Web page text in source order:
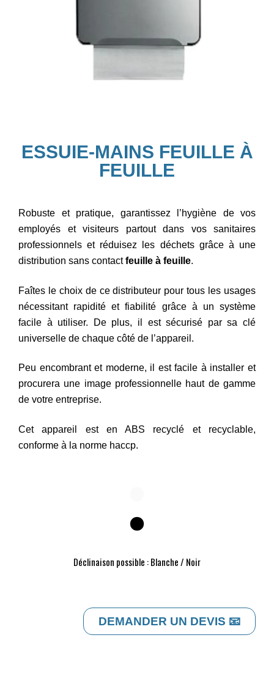
ESSUIE-MAINS FEUILLE À
FEUILLE​
Robuste et pratique, garantissez l’hygiène de vos
employés et visiteurs partout dans vos sanitaires
professionnels et réduisez les déchets grâce à une
distribution sans contactfeuille à feuille.
Faîtes le choix de ce distributeur pour tous les usages
nécessitant rapidité et fiabilité grâce à un système
facile à utiliser. De plus, il est sécurisé par sa clé
universelle de chaque côté de l’appareil.
Peu encombrant et moderne, il est facile à installer et
procurera une image professionnelle haut de gamme
de votre entreprise.
Cet appareil est en ABS recyclé et recyclable,
conforme à la norme haccp.
Déclinaison possible : Blanche / Noir
DEMANDER UN DEVIS 📧